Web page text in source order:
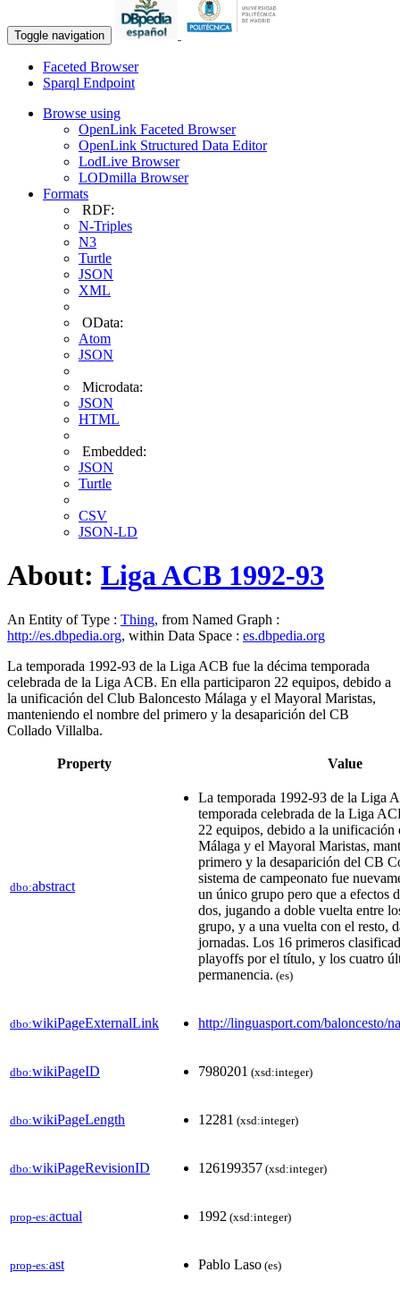
Toggle navigation
Faceted Browser
Sparql Endpoint
Browse using
OpenLink Faceted Browser
OpenLink Structured Data Editor
LodLive Browser
LODmilla Browser
Formats
RDF:
N-Triples
N3
Turtle
JSON
XML
OData:
Atom
JSON
Microdata:
JSON
HTML
Embedded:
JSON
Turtle
CSV
JSON-LD
About: Liga ACB 1992-93
An Entity of Type : Thing, from Named Graph :
http://es.dbpedia.org, within Data Space : es.dbpedia.org
La temporada 1992-93 de la Liga ACB fue la décima temporada
celebrada de la Liga ACB. En ella participaron 22 equipos, debido a
la unificación del Club Baloncesto Málaga y el Mayoral Maristas,
manteniendo el nombre del primero y la desaparición del CB
Collado Villalba.
Property Value
dbo:abstract
La temporada 1992-93 de la Liga
temporada celebrada de la Liga
22 equipos, debido a la
Málaga y el Mayoral Maristas,
primero y la desaparición del CB
sistema de campeonato fue
un único grupo pero que a efectos
dos, jugando a doble vuelta entre
grupo, y a una vuelta con el resto,
jornadas. Los 16 primeros
playoffs por el título, y los cuatro
permanencia. (es)
dbo:wikiPageExternalLink http://linguasport.com/baloncesto/
dbo:wikiPageID 7980201 (xsd:integer)
dbo:wikiPageLength 12281 (xsd:integer)
dbo:wikiPageRevisionID 126199357 (xsd:integer)
prop-es:actual 1992 (xsd:integer)
prop-es:ast Pablo Laso (es)